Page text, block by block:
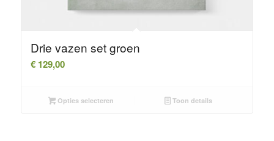
Drie vazen set groen
€129,00
Opties selecteren Toon details